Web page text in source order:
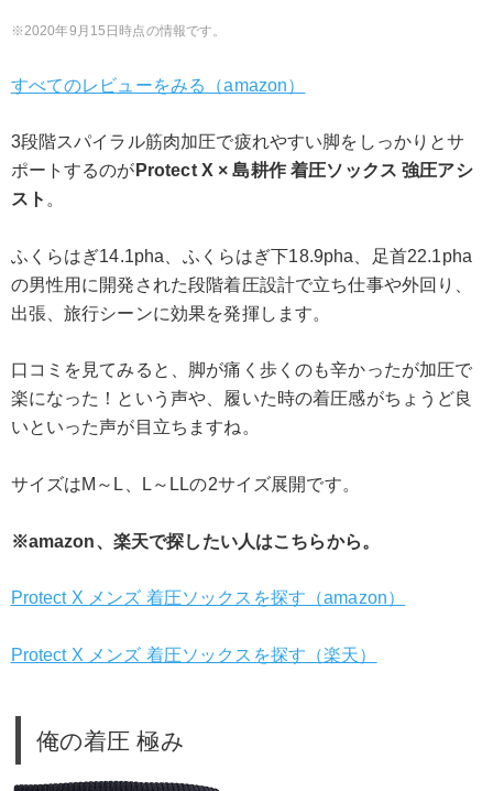
2020年9月15日時点の情報です。
すべてのレビューをみる（amazon）
3段階スパイラル筋肉加圧で疲れやすい脚をしっかりとサ
ポートするのが Protect X × 島耕作 着圧ソックス 強圧アシ
スト 。
ふくらはぎ14.1pha、ふくらはぎ下18.9pha、足首22.1pha
の男性用に開発された段階着圧設計で立ち仕事や外回り、
出張、旅行シーンに効果を発揮します。
口コミを見てみると、脚が痛く歩くのも辛かったが加圧で
楽になった！という声や、履いた時の着圧感がちょうど良
いといった声が目立ちますね。
サイズはM～L、L～LLの2サイズ展開です。
※amazon、楽天で探したい人はこちらから。
Protect X メンズ 着圧ソックスを探す（amazon）
Protect X メンズ 着圧ソックスを探す（楽天）
俺の着圧 極み